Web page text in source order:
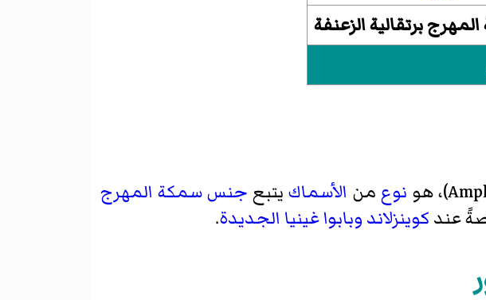
برتقالية الزعنفة
نوع من الأسماك يتبع جنسسمكة المهرج
عند كوينزلاند وبابوا غينيا الجديدة.